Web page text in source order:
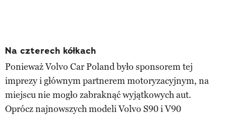
Na czterech kółkach
Ponieważ Volvo Car Poland było sponsorem tej
imprezy i głównym partnerem motoryzacyjnym, na
miejscu nie mogło zabraknąć wyjątkowych aut.
Oprócz najnowszych modeli Volvo S90 i V90